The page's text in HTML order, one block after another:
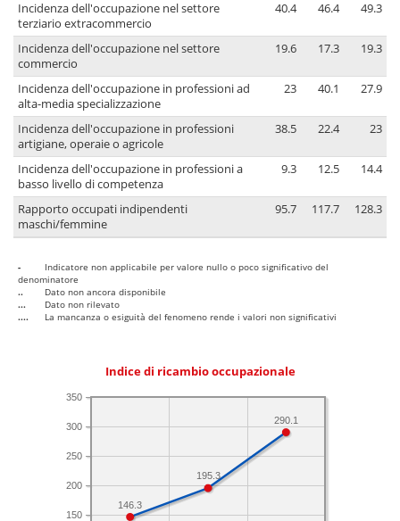
Incidenza dell'occupazione nel settore
terziario extracommercio
40.4 46.4 49.3
Incidenza dell'occupazione nel settore
commercio
19.6 17.3 19.3
Incidenza dell'occupazione in professioni ad
alta-media specializzazione
23 40.1 27.9
Incidenza dell'occupazione in professioni
artigiane, operaie o agricole
38.5 22.4 23
Incidenza dell'occupazione in professioni a
basso livello di competenza
9.3 12.5 14.4
Rapporto occupati indipendenti
maschi/femmine
95.7 117.7 128.3
-
Indicatore non applicabile per valore nullo o poco significativo del
denominatore
..
Dato non ancora disponibile
...
Dato non rilevato
....
La mancanza o esiguità del fenomeno rende i valori non significativi
Indice di ricambio occupazionale
150
200
250
300
350
290.1
195.3
146.3